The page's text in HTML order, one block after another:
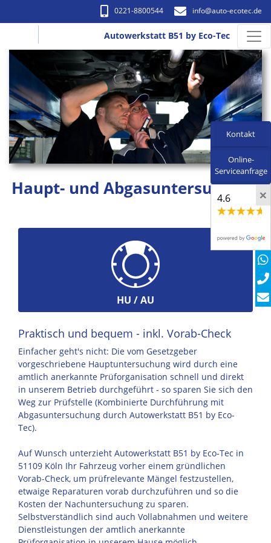
0221-8800544 info​@auto-ecotec.de
Autowerkstatt B51 by Eco-Tec
Haupt- und Abgasuntersuchung
HU / AU
Praktisch und bequem - inkl. Vorab-Check
Einfacher geht's nicht: Die vom Gesetzgeber
vorgeschriebene Hauptuntersuchung wird durch eine
amtlich anerkannte Prüforganisation schnell und direkt
in unserem Betrieb durchgeführt - so sparen Sie sich den
Weg zur Prüfstelle (Kombinierte Durchführung mit
Abgasuntersuchung durch Autowerkstatt B51 by Eco-
Tec).
Auf Wunsch unterzieht Autowerkstatt B51 by Eco-Tec in
51109 Köln Ihr Fahrzeug vorher einem gründlichen
Vorab-Check, um prüfrelevante Mängel festzustellen,
etwaige Reparaturen vorab durchzuführen und so die
Kosten der Nachuntersuchung zu sparen.
Selbstverständlich sind auch Vollabnahmen und weitere
Dienstleistungen der amtlich anerkannte
Kontakt
Online-
Serviceanfrage
×
4.6